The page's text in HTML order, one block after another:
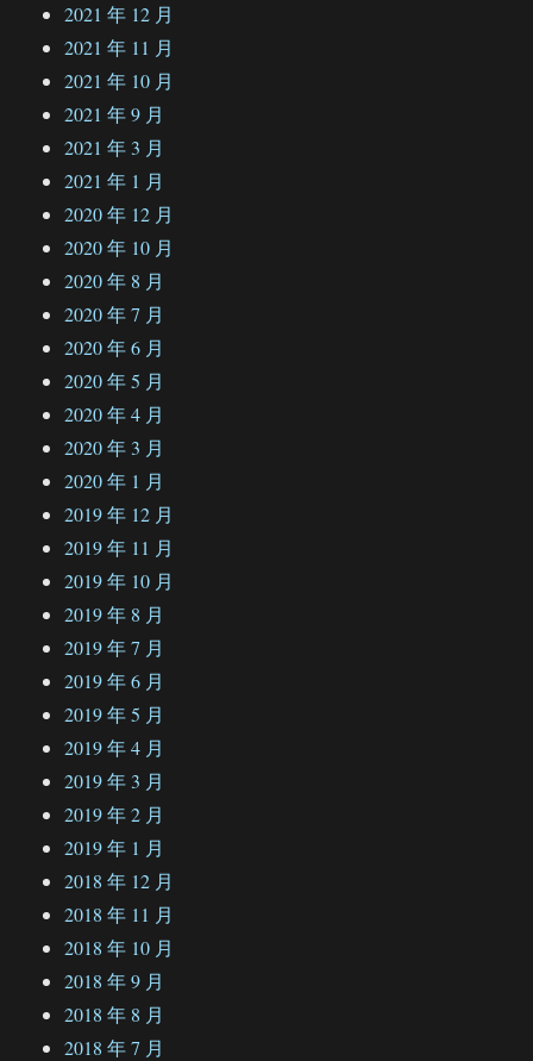
2021 年 12 月
2021 年 11 月
2021 年 10 月
2021 年 9 月
2021 年 3 月
2021 年 1 月
2020 年 12 月
2020 年 10 月
2020 年 8 月
2020 年 7 月
2020 年 6 月
2020 年 5 月
2020 年 4 月
2020 年 3 月
2020 年 1 月
2019 年 12 月
2019 年 11 月
2019 年 10 月
2019 年 8 月
2019 年 7 月
2019 年 6 月
2019 年 5 月
2019 年 4 月
2019 年 3 月
2019 年 2 月
2019 年 1 月
2018 年 12 月
2018 年 11 月
2018 年 10 月
2018 年 9 月
2018 年 8 月
2018 年 7 月